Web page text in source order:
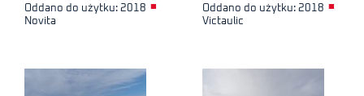
Oddano do użytku: 2018 ■
Novita
Oddano do użytku: 2018 ■
Victaulic